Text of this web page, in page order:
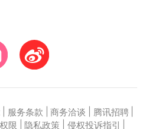
服务条款 商务洽谈 腾讯招聘
限 隐私政策 侵权投诉指引